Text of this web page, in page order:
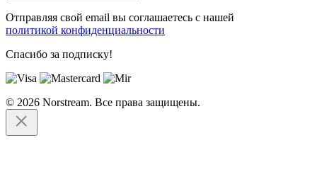
Отправляя свой email вы соглашаетесь с нашей
политикой конфиденциальности
Спасибо за подписку!
© 2026 Norstream. Все права защищены.